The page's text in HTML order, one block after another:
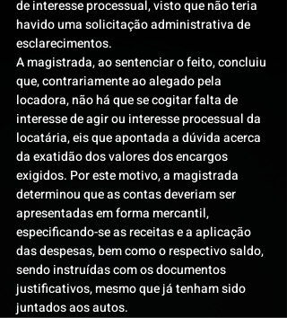
de interesse processual, visto que não teria
havido uma solicitação administrativa de
esclarecimentos.
A magistrada, ao sentenciar o feito, concluiu
que, contrariamente ao alegado pela
locadora, não há que se cogitar falta de
interesse de agir ou interesse processual da
locatária, eis que apontada a dúvida acerca
da exatidão dos valores dos encargos
exigidos. Por este motivo, a magistrada
determinou que as contas deveriam ser
apresentadas em forma mercantil,
especificando-se as receitas e a aplicação
das despesas, bem como o respectivo saldo,
sendo instruídas com os documentos
justificativos, mesmo que já tenham sido
juntados aos autos.